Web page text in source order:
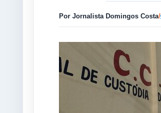
Por Jornalista Domingos Costa/